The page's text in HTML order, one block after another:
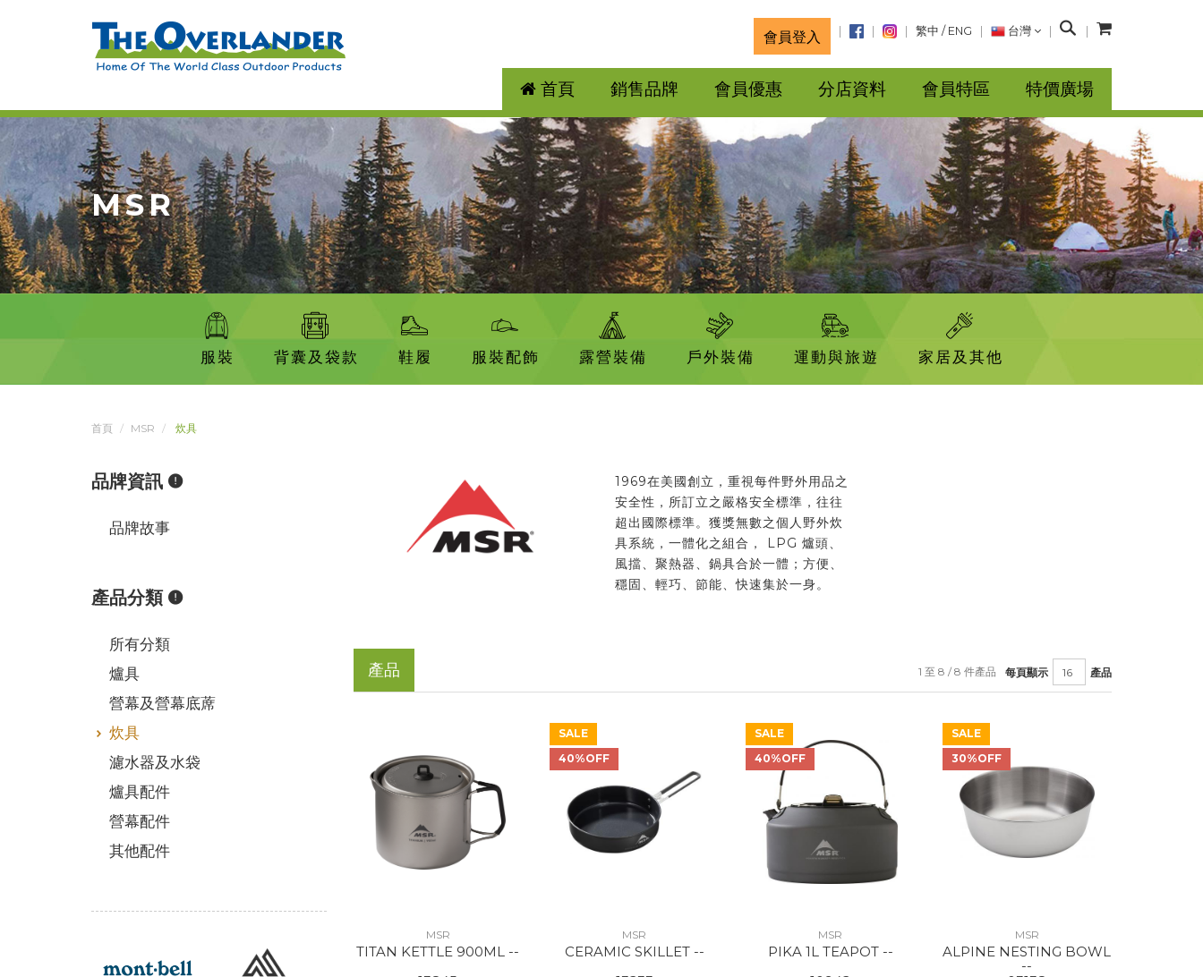
會員登入 繁中 / ENG 台灣
搜
首頁 銷售品牌 會員優惠 分店資料 會員特區 特價廣場
MSR
服裝 背囊及袋款 鞋履 服裝配飾 露營裝備 戶外裝備 運動與旅遊 家居及其他
首頁 MSR 炊具
1969在美國創立，重視每件野外用品之
安全性，所訂立之嚴格安全標準，往往
超出國際標準。獲獎無數之個人野外炊
具系統，一體化之組合， LPG 爐頭、
風擋、聚熱器、鍋具合於一體；方便、
穩固、輕巧、節能、快速集於一身。
產品 每頁顯示 產品
1 至 8 / 8 件產品
MSR
TITAN KETTLE 900ML --
SALE
40%OFF
MSR
CERAMIC SKILLET --
SALE
40%OFF
MSR
PIKA 1L TEAPOT --
SALE
30%OFF
MSR
ALPINE NESTING BOWL
--
品牌資訊
品牌故事
產品分類
所有分類
爐具
營幕及營幕底蓆
炊具
濾水器及水袋
爐具配件
營幕配件
其他配件